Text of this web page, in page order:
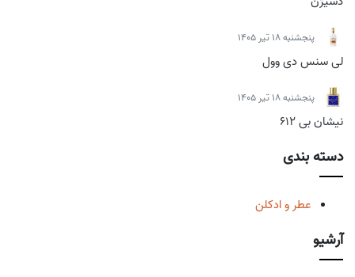
پنجشنبه 18 تیر 1405
لی سنس دی وول
پنجشنبه 18 تیر 1405
نیشان بی 612
دسته بندی
عطر و ادکلن
آرشیو